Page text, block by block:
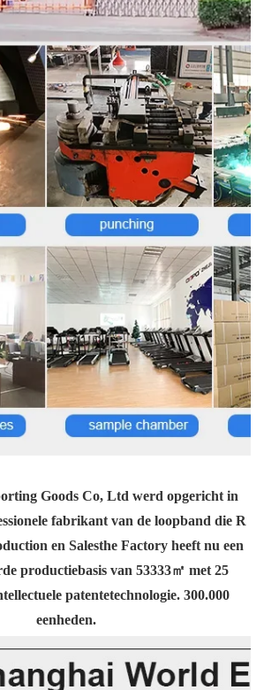
Goods Co, Ltd werd opgericht in
fabrikant van de loopband die R
en Salesthe Factory heeft nu een
productiebasis van 53333㎡ met 25
patentetechnologie. 300.000